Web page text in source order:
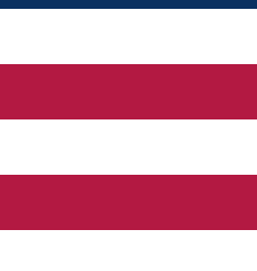
Street Art Sport: Bloc